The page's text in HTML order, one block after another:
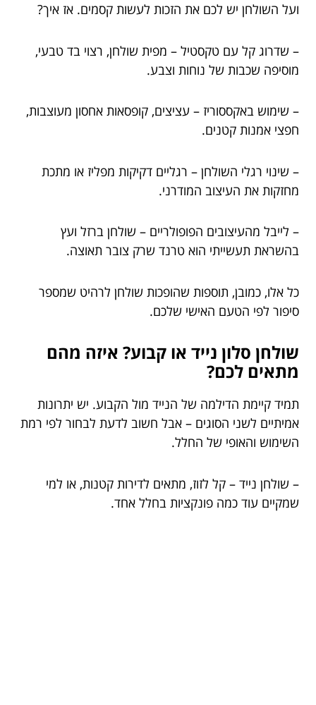
ועל השולחן יש לכם את הזכות לעשות קסמים. אז איך?
– שדרוג קל עם טקסטיל – מפית שולחן, רצוי בד טבעי,
מוסיפה שכבות של נוחות וצבע.
– שימוש באקססוריז – עציצים, קופסאות אחסון מעוצבות,
חפצי אמנות קטנים.
– שינוי רגלי השולחן – רגליים דקיקות מפליז או מתכת
מחזקות את העיצוב המודרני.
– לייבל מהעיצובים הפופולריים – שולחן ברזל ועץ
בהשראת תעשייתי הוא טרנד שרק צובר תאוצה.
כל אלו, כמובן, תוספות שהופכות שולחן לרהיט שמספר
סיפור לפי הטעם האישי שלכם.
שולחן סלון נייד או קבוע? איזה מהם
מתאים לכם?
תמיד קיימת הדילמה של הנייד מול הקבוע. יש יתרונות
אמיתיים לשני הסוגים – אבל חשוב לדעת לבחור לפי רמת
השימוש והאופי של החלל.
– שולחן נייד – קל לזוז, מתאים לדירות קטנות, או למי
שמקיים עוד כמה פונקציות בחלל אחד.